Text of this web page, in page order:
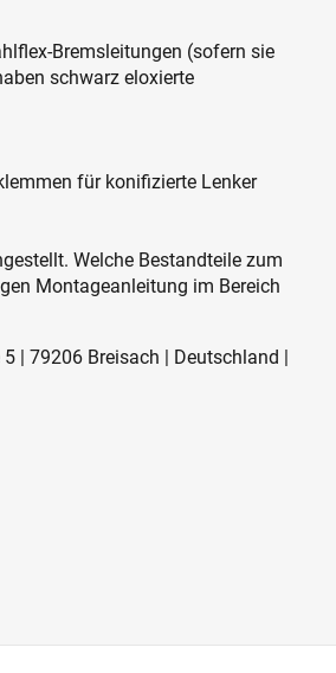
Bremsleitungen (sofern sie
schwarz eloxierte
für konifizierte Lenker
Welche Bestandteile zum
Montageanleitung im Bereich
| 79206 Breisach | Deutschland |